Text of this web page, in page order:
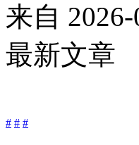
来自
最新文章
# # #